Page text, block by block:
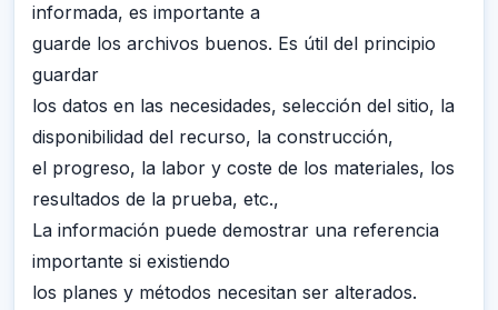
informada, es importante a
guarde los archivos buenos. Es útil del principio
guardar
los datos en las necesidades, selección del sitio, la
disponibilidad del recurso, la construcción,
el progreso, la labor y coste de los materiales, los
resultados de la prueba, etc.,
La información puede demostrar una referencia
importante si existiendo
los planes y métodos necesitan ser alterados.